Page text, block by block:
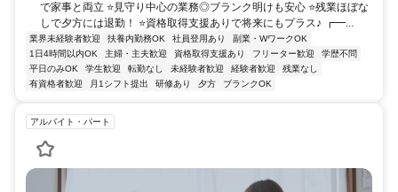
で家事と両立 ⭐見守り中心の業務◎ブランク明けも安心 ⭐残業ほぼな
しで夕方には退勤！ ⭐資格取得支援ありで将来にもプラス♪ ┏━...
業界未経験者歓迎 扶養内勤務OK 社員登用あり
副業・WワークOK
1日4時間以内OK
主婦・主夫歓迎 資格取得支援あり フリーター歓迎
学歴不問
平日のみOK
学生歓迎 転勤なし 未経験者歓迎 経験者歓迎
残業なし
有資格者歓迎
月1シフト提出 研修あり 夕方 ブランクOK
アルバイト・パート